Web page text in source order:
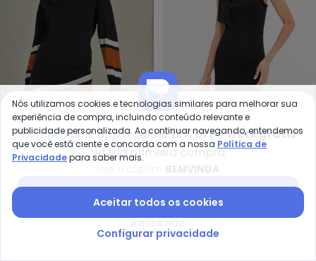
bonprix - Vestido Gola Alta
Vestido Gola Alta (Preto)
A partir deR$ 122,99R$ 299,99
ou R$ 30,74semjuros
R$ 99,99R$ 179,99
ou3xdeR$ 33,33 juros
-40%
Compre pelo app e ganhe12% OFF + frete grátis
na sua primeira compra
Nós utilizamos cookies e tecnologias similares para melhorar sua
experiência de compra, incluindo conteúdo relevante e
publicidade personalizada. Ao continuar navegando, entendemos
que você está ciente e concorda com a nossa Política de
Privacidadepara saber mais.
Aceitar todos os cookies
Configurar privacidade